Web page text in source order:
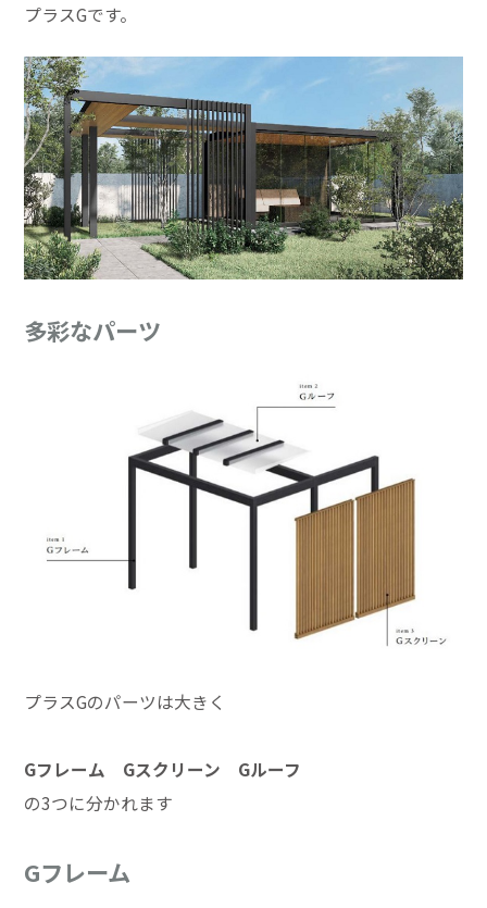
プラスGです。
多彩なパーツ
プラスGのパーツは大きく
Gフレーム Gスクリーン Gルーフ
の3つに分かれます
Gフレーム